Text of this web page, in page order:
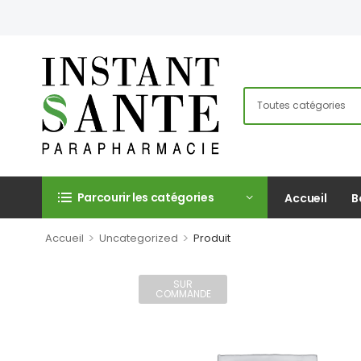
Parcourir les catégories Accueil
Accueil > Uncategorized > Produit
SUR
COMMANDE